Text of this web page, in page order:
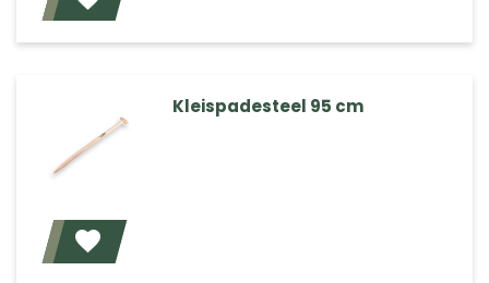
Kleispadesteel 95 cm